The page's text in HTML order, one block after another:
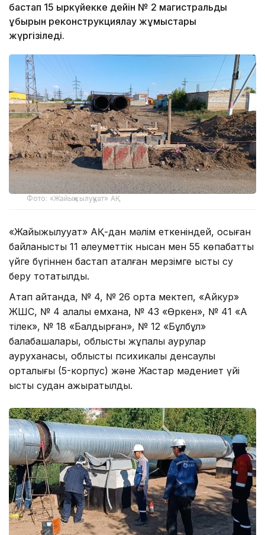
бастап 15 қыркүйекке дейін № 2 магистральдық
құбырын реконструкциялау жұмыстары
жүргізіледі.
Фото: «Жайықжылуқуат» АҚ
«Жайықжылуқуат» АҚ-дан мәлім еткеніндей, осыған
байланысты 11 әлеуметтік нысан мен 55 көпқабатты
үйге бүгіннен бастап аталған мерзімге ыстық су
беру тоқтатылды.
Атап айтқанда, № 4, № 26 орта мектеп, «Айкур»
ЖШС, № 4 қалалық емхана, № 43 «Өркен», № 41 «Ақ
тілек», № 18 «Балдырған», № 12 «Бұлбұл»
балабақшалары, облыстық жұқпалы аурулар
ауруханасы, облыстық психикалық денсаулық
орталығы (5-корпус) және Жастар мәдениет үйі
ыстық судан ажыратылды.